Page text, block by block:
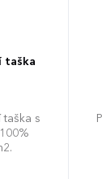
taška
taška s